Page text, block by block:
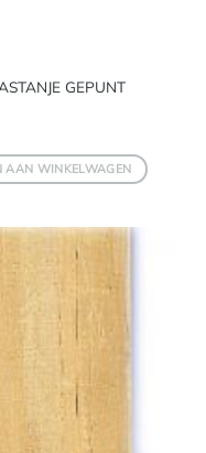
GEPUNT
AAN WINKELWAGEN